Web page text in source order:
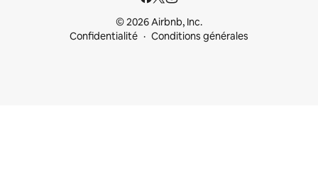
© 2026 Airbnb, Inc.
Confidentialité
Conditions générales